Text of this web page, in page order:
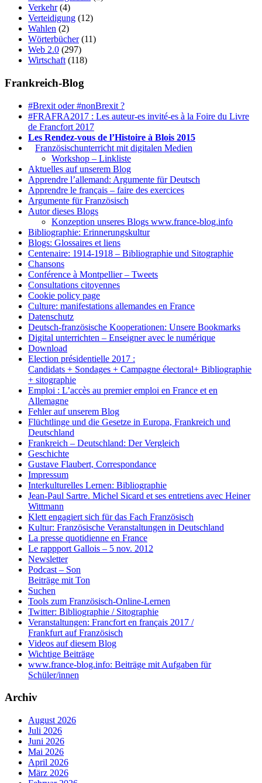
Verkehr(4)
Verteidigung (12)
Wahlen (2)
Wörterbücher(11)
Web 2.0 (297)
Wirtschaft (118)
Frankreich-Blog
#Brexit oder #nonBrexit ?
#FRAFRA2017 : Les auteur-es invité-es à la Foire du Livre
de Francfort 2017
Les Rendez-vous de l’Histoire à Blois 2015
Französischunterricht mit digitalen Medien
Workshop – Linkliste
Aktuelles auf unserem Blog
Apprendre l’allemand: Argumente für Deutsch
Apprendre le français – faire des exercices
Argumente für Französisch
Autor dieses Blogs
Konzeption unseres Blogs www.france-blog.info
Bibliographie: Erinnerungskultur
Blogs: Glossaires et liens
Centenaire: 1914-1918 – Bibliographie und Sitographie
Chansons
Conférence à Montpellier – Tweets
Consultations citoyennes
Cookie policy page
Culture: manifestations allemandes en France
Datenschutz
Deutsch-französische Kooperationen: Unsere Bookmarks
Digital unterrichten – Enseigner avec le numérique
Download
Election présidentielle 2017 :
Candidats + Sondages + Campagne électoral+ Bibliographie
+ sitographie
Emploi : L’accès au premier emploi en France et en
Allemagne
Fehler auf unserem Blog
Flüchtlinge und die Gesetze in Europa, Frankreich und
Deutschland
Frankreich – Deutschland: Der Vergleich
Geschichte
Gustave Flaubert, Correspondance
Impressum
Interkulturelles Lernen: Bibliographie
Jean-Paul Sartre. Michel Sicard et ses entretiens avec Heiner
Wittmann
Klett engagiert sich für das Fach Französisch
Kultur: Französische Veranstaltungen in Deutschland
La presse quotidienne en France
Le rappport Gallois – 5 nov. 2012
Newsletter
Podcast – Son
Beiträge mit Ton
Suchen
Tools zum Französisch-Online-Lernen
Twitter: Bibliographie / Sitographie
Veranstaltungen: Francfort en français 2017 /
Frankfurt auf Französisch
Videos auf diesem Blog
Wichtige Beiträge
www.france-blog.info: Beiträge mit Aufgaben für
Schüler/innen
Archiv
August 2026
Juli 2026
Juni 2026
Mai 2026
April 2026
März 2026